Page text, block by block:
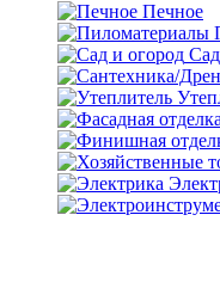
Печное